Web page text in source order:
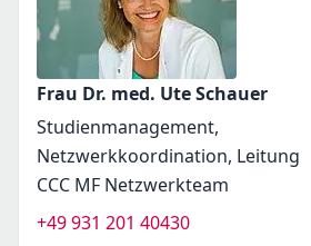
Frau Dr. med. Ute Schauer
Studienmanagement,
Netzwerkkoordination, Leitung
CCC MF Netzwerkteam
+49 931 201 40430